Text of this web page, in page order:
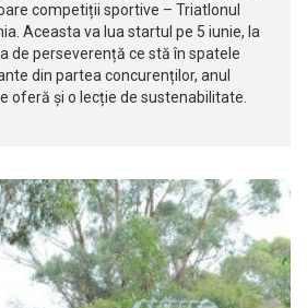
competiții sportive – Triatlonul
Aceasta va lua startul pe 5 iunie, la
de perseverență ce stă în spatele
din partea concurenților, anul
oferă și o lecție de sustenabilitate.